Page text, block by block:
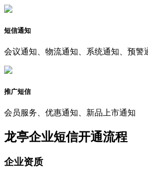
短信通知
会议通知、物流通知、系统通知、预警
推广短信
会员服务、优惠通知、新品上市通知
龙亭企业短信开通流程
企业资质